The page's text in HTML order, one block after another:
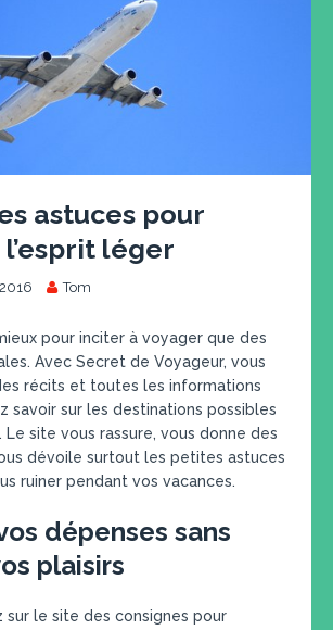
astuces pour
léger
Tom
pour inciter à voyager que des
Avec Secret de Voyageur, vous
récits et toutes les informations
savoir sur les destinations possibles
Le site vous rassure, vous donne des
dévoile surtout les petites astuces
ruiner pendant vos vacances.
dépenses sans
plaisirs
sur le site des consignes pour